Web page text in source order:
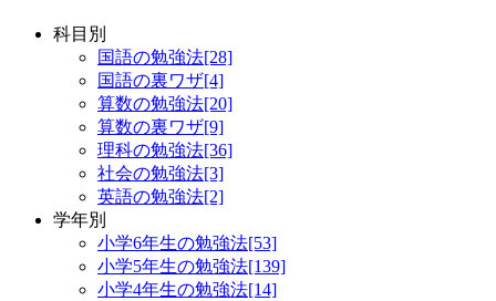
科目別
国語の勉強法[28]
国語の裏ワザ[4]
算数の勉強法[20]
算数の裏ワザ[9]
理科の勉強法[36]
社会の勉強法[3]
英語の勉強法[2]
学年別
小学6年生の勉強法[53]
小学5年生の勉強法[139]
小学4年生の勉強法[14]